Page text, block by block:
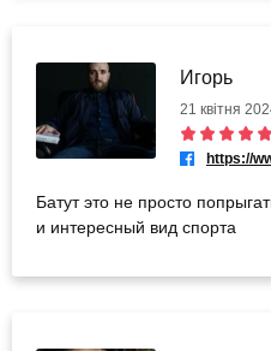
Игорь
21 квітня
Батут это не просто
и интересный вид спорта